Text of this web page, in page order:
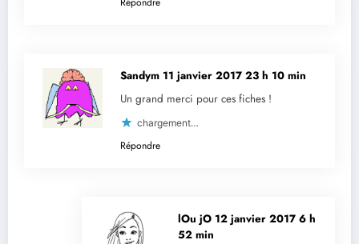
Sandym 11 janvier 2017 23 h 10 min
Un grand merci pour ces fiches !
chargement…
Répondre
lOu jO 12 janvier 2017 6 h
52 min